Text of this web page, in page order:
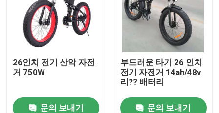
화면
회사 소개
공장 여행
품질 관리
26인치 전기 산악 자전
거 750W
문의 보내기
부드러운 타기 26 인치
전기 자전거 14ah/48v
리?? 배터리
문의 보내기